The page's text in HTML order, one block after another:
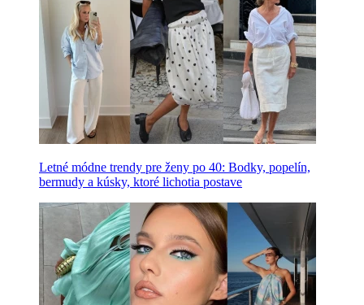
Letné módne trendy pre ženy po 40: Bodky, popelín,
bermudy a kúsky, ktoré lichotia postave